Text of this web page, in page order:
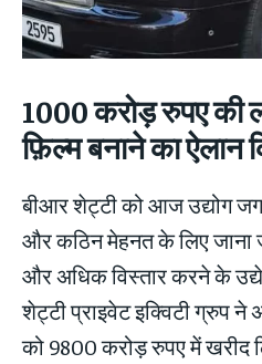
1000करोड़ रुपए की
फ़िल्म बनाने का ऐलान
बीआर शेट्टी को आज उद्योग
और कठिन मेहनत के लिए जाना
और अधिक विस्तार करने के
शेट्टी प्राइवेट इक्विटी ग्रुप ने
को 9800 करोड़ रुपए में खरीद